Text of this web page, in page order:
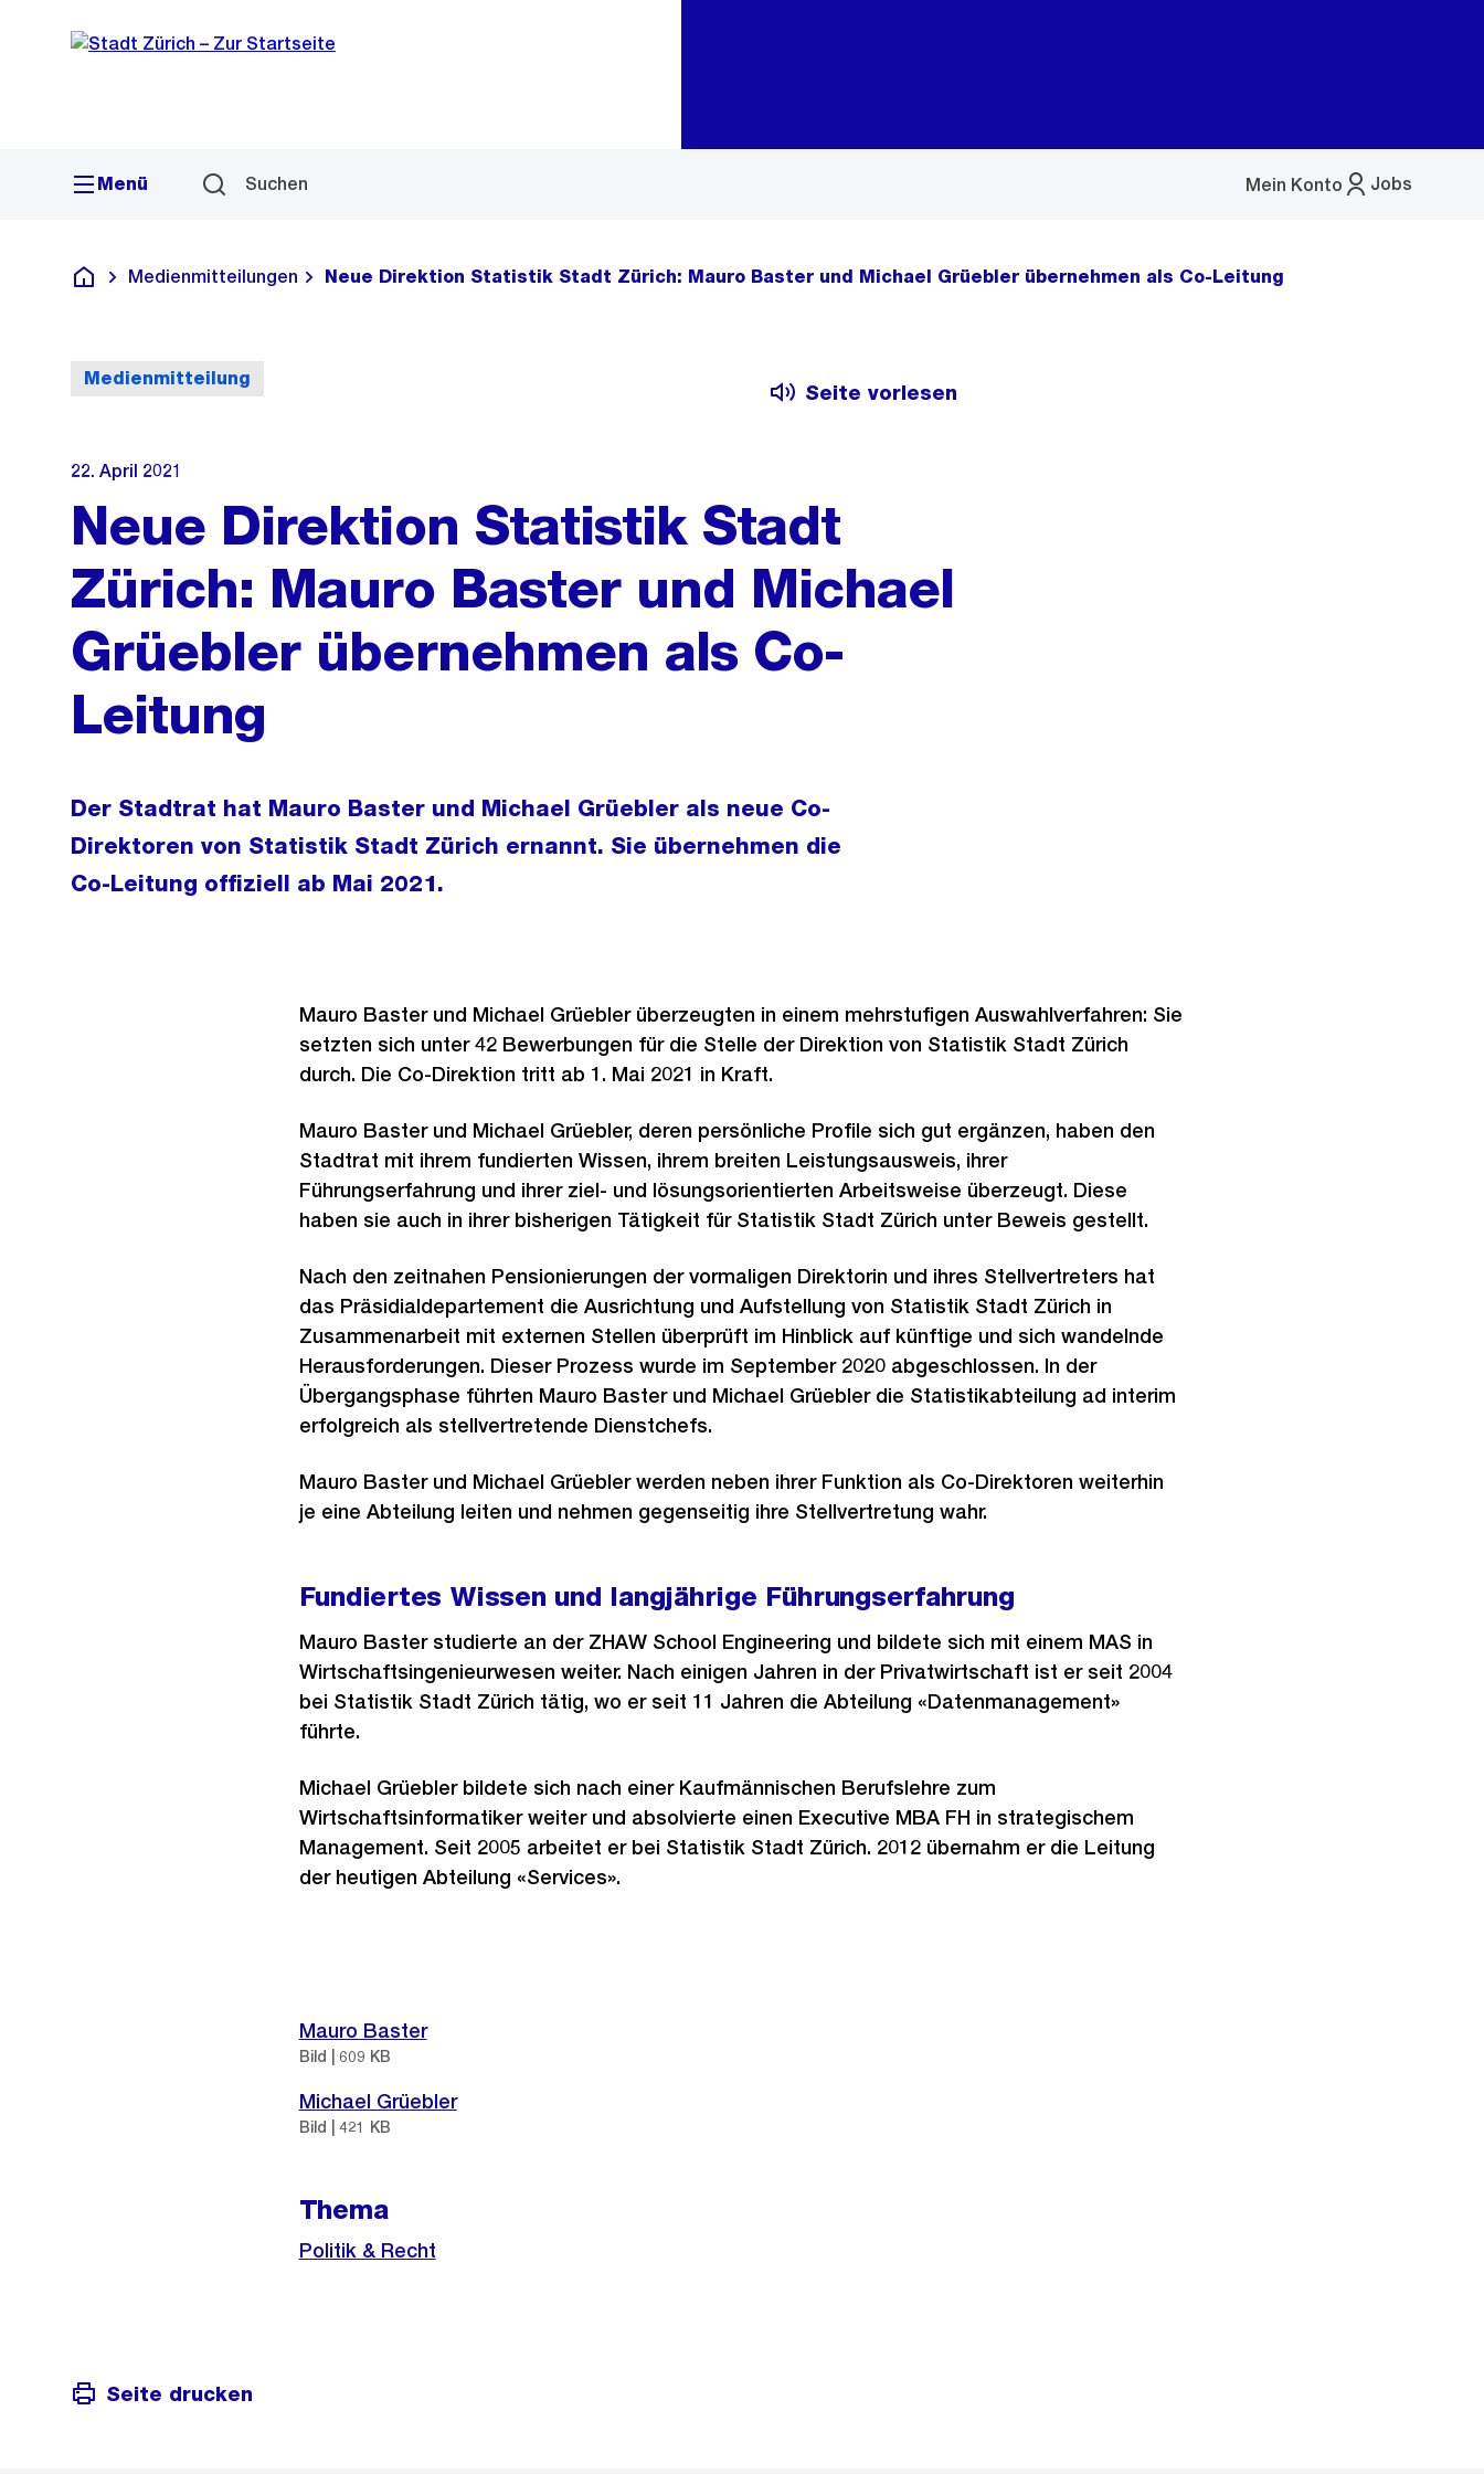
Navigation
Sprunglink
Menü Suchen Jobs
Mein Konto
Menü
Deutsch
Medienmitteilungen Neue Direktion Statistik Stadt Zürich: Mauro Baster und Michael Grüebler übernehmen als Co-Leitung
Medienmitteilung
Seite vorlesen
22. April 2021
Neue Direktion Statistik Stadt
Zürich: Mauro Baster und Michael
Grüebler übernehmen als Co-
Leitung
Der Stadtrat hat Mauro Baster und Michael Grüebler als neue Co-
Direktoren von Statistik Stadt Zürich ernannt. Sie übernehmen die
Co-Leitung offiziell ab Mai 2021.
Mauro Baster und Michael Grüebler überzeugten in einem mehrstufigen Auswahlverfahren: Sie
setzten sich unter 42 Bewerbungen für die Stelle der Direktion von Statistik Stadt Zürich
durch. Die Co-Direktion tritt ab 1. Mai 2021 in Kraft.
Mauro Baster und Michael Grüebler, deren persönliche Profile sich gut ergänzen, haben den
Stadtrat mit ihrem fundierten Wissen, ihrem breiten Leistungsausweis, ihrer
Führungserfahrung und ihrer ziel- und lösungsorientierten Arbeitsweise überzeugt. Diese
haben sie auch in ihrer bisherigen Tätigkeit für Statistik Stadt Zürich unter Beweis gestellt.
Nach den zeitnahen Pensionierungen der vormaligen Direktorin und ihres Stellvertreters hat
das Präsidialdepartement die Ausrichtung und Aufstellung von Statistik Stadt Zürich in
Zusammenarbeit mit externen Stellen überprüft im Hinblick auf künftige und sich wandelnde
Herausforderungen. Dieser Prozess wurde im September 2020 abgeschlossen. In der
Übergangsphase führten Mauro Baster und Michael Grüebler die Statistikabteilung ad interim
erfolgreich als stellvertretende Dienstchefs.
Mauro Baster und Michael Grüebler werden neben ihrer Funktion als Co-Direktoren weiterhin
je eine Abteilung leiten und nehmen gegenseitig ihre Stellvertretung wahr.
Fundiertes Wissen und langjährige Führungserfahrung
Mauro Baster studierte an der ZHAW School Engineering und bildete sich mit einem MAS in
Wirtschaftsingenieurwesen weiter. Nach einigen Jahren in der Privatwirtschaft ist er seit 2004
bei Statistik Stadt Zürich tätig, wo er seit 11 Jahren die Abteilung «Datenmanagement»
führte.
Michael Grüebler bildete sich nach einer Kaufmännischen Berufslehre zum
Wirtschaftsinformatiker weiter und absolvierte einen Executive MBA FH in strategischem
Management. Seit 2005 arbeitet er bei Statistik Stadt Zürich. 2012 übernahm er die Leitung
der heutigen Abteilung «Services».
Mauro Baster
Bild | 609 KB
Michael Grüebler
Bild | 421 KB
Thema
Politik & Recht
Seite drucken